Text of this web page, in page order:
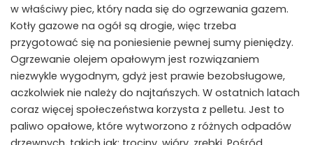
w właściwy piec, który nada się do ogrzewania gazem.
Kotły gazowe na ogół są drogie, więc trzeba
przygotować się na poniesienie pewnej sumy pieniędzy.
Ogrzewanie olejem opałowym jest rozwiązaniem
niezwykle wygodnym, gdyż jest prawie bezobsługowe,
aczkolwiek nie należy do najtańszych. W ostatnich latach
coraz więcej społeczeństwa korzysta z pelletu. Jest to
paliwo opałowe, które wytworzono z różnych odpadów